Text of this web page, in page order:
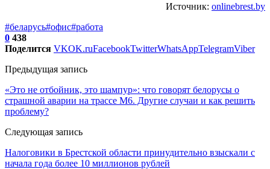
Источник: onlinebrest.by
#беларусь#офис#работа
0 438
Поделится VKOK.ruFacebookTwitterWhatsAppTelegramViber
Предыдущая запись
«Это не отбойник, это шампур»: что говорят белорусы о
страшной аварии на трассе М6. Другие случаи и как решить
проблему?
Следующая запись
Налоговики в Брестской области принудительно взыскали с
начала года более 10 миллионов рублей